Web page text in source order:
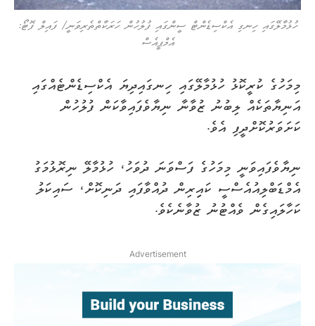
ހުޅުމާލޭގައި ހިނގި އެކްސިޑެންޓް ސީންގައި ފުލުހުން ހަރަކާތްތެރިވަނީ/ ފައިލް ފޮޓޯ:
އެމްޕީއެސް
މިމަހުގެ ކުރީކޮޅު ހުޅުމާލޭގައި ހިނގައިދިޔަ އެކްސިޑެންޓެއްގައި
އަނިޔާތަކެއް ލިބުނު ޒުވާނާ ނިޔާވެފައިވާކަން ފުލުހުން
ކަށަވަރުކޮށްދީފި އެވެ.
ނިޔާވެފައިވަނީ މިމަހުގެ ފަސްވަނަ ދުވަހު، ހުޅުމާލޭ ނިރޮޅުމަގު
އެމްޑަބްލިއުއެސްސީ ކައިިރިން ދުއްވާފައި ދަނިކޮށް، ސައިކަލު
ކަހާލައިގެން ވެއްޓުނު ޒުވާނެކެވެ.
Advertisement